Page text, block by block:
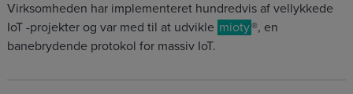
Virksomheden har implementeret hundredvis af vellykkede
IoT -projekter og var med til at udvikle mioty®, en
banebrydende protokol for massiv IoT.